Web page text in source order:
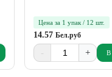
Цена за 1 упак / 12 шт.
14.57 Бел.руб
- + В